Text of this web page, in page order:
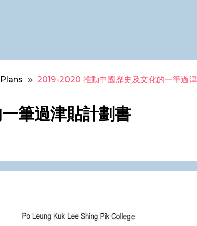
2019-2020 推動中國歷史及文化的一筆過
筆過津貼計劃書